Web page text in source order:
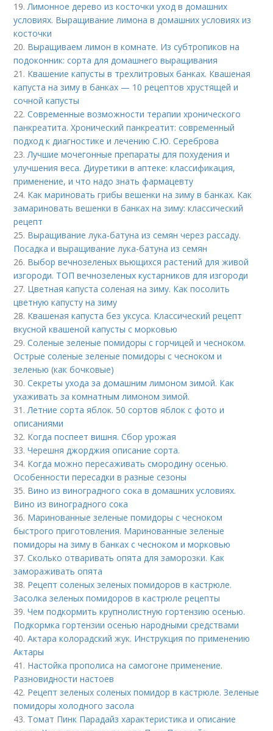
19.Лимонное дерево из косточки уход в домашних
условиях. Выращивание лимона в домашних условиях из
косточки
20. Выращиваем лимон в комнате. Из субтропиков на
подоконник: сорта для домашнего выращивания
21. Квашение капусты в трехлитровых банках. Квашеная
капуста на зиму в банках — 10 рецептов хрустящей и
сочной капусты
22.Современные возможности терапии хронического
панкреатита. Хронический панкреатит: современный
подход к диагностике и лечению С.Ю. Сереброва
23.Лучшие мочегонные препараты для похудения и
улучшения веса. Диуретики в аптеке: классификация,
применение, и что надо знать фармацевту
24. Как мариновать грибы вешенки на зиму в банках. Как
замариновать вешенки в банках на зиму: классический
рецепт
25. Выращивание лука-батуна из семян через рассаду.
Посадка и выращивание лука-батуна из семян
26. Выбор вечнозеленых вьющихся растений для живой
изгороди. ТОП вечнозеленых кустарников для изгороди
27. Цветная капуста соленая на зиму. Как посолить
цветную капусту на зиму
28. Квашеная капуста без уксуса. Классический рецепт
вкусной квашеной капусты с морковью
29.Соленые зеленые помидоры с горчицей и чесноком.
Острые соленые зеленые помидоры с чесноком и
зеленью (как бочковые)
30.Секреты ухода за домашним лимоном зимой. Как
ухаживать за комнатным лимоном зимой.
31.Летние сорта яблок. 50 сортов яблок с фото и
описаниями
32. Когда поспеет вишня. Сбор урожая
33.Черешня джорджия описание сорта.
34. Когда можно пересаживать смородину осенью.
Особенности пересадки в разные сезоны
35. Вино из виноградного сока в домашних условиях.
Вино из виноградного сока
36. Маринованные зеленые помидоры с чесноком
быстрого приготовления. Маринованные зеленые
помидоры на зиму в банках с чесноком и морковью
37.Сколько отваривать опята для заморозки. Как
замораживать опята
38. Рецепт соленых зеленых помидоров в кастрюле.
Засолка зеленых помидоров в кастрюле рецепты
39.Чем подкормить крупнолистную гортензию осенью.
Подкормка гортензии осенью народными средствами
40.Актара колорадский жук. Инструкция по применению
Актары
41. Настойка прополиса на самогоне применение.
Разновидности настоев
42. Рецепт зеленых соленых помидор в кастрюле. Зеленые
помидоры холодного засола
43. Томат Пинк Парадайз характеристика и описание